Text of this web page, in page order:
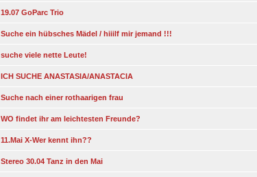
19.07 GoParc Trio
Suche ein hübsches Mädel / hiiilf mir jemand !!!
suche viele nette Leute!
ICH SUCHE ANASTASIA/ANASTACIA
Suche nach einer rothaarigen frau
WO findet ihr am leichtesten Freunde?
11.Mai X-Wer kennt ihn??
Stereo 30.04 Tanz in den Mai